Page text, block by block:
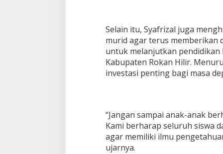
Selain itu, Syafrizal juga
murid agar terus memberikan
untuk melanjutkan pendidikan
Kabupaten Rokan Hilir.
investasi penting bagi masa
“Jangan sampai anak-anak
Kami berharap seluruh siswa
agar memiliki ilmu
ujarnya.